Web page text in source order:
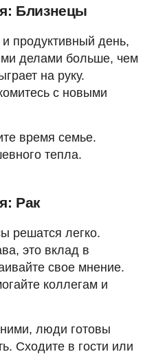
Близнецы
продуктивный день,
делами больше, чем
на руку.
с новыми
время семье.
тепла.
Рак
решатся легко.
это вклад в
свое мнение.
коллегам и
люди готовы
Сходите в гости или